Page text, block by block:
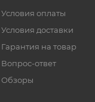
Условия оплаты
Условия доставки
Гарантия на товар
Вопрос-ответ
Обзоры